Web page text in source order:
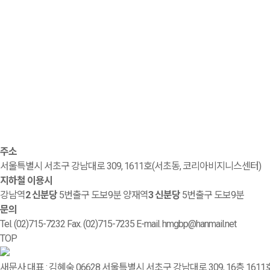
주소
서울특별시 서초구 강남대로 309, 1611호(서초동, 코리아비지니스센터)
지하철 이용시
강남역2신분당 5번출구 도보9분 양재역3신분당 5번출구 도보9분
문의
Tel. (02)715-7232 Fax. (02)715-7235 E-mail. hmgbp@hanmail.net
TOP
새문사 대표 : 김혜숙06628 서울특별시 서초구 강남대로 309, 16층 1611